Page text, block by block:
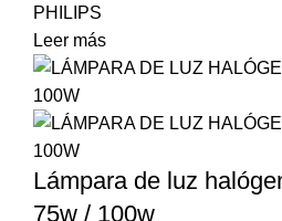
PHILIPS
Leer más
Lámpara de luz
75w / 100w